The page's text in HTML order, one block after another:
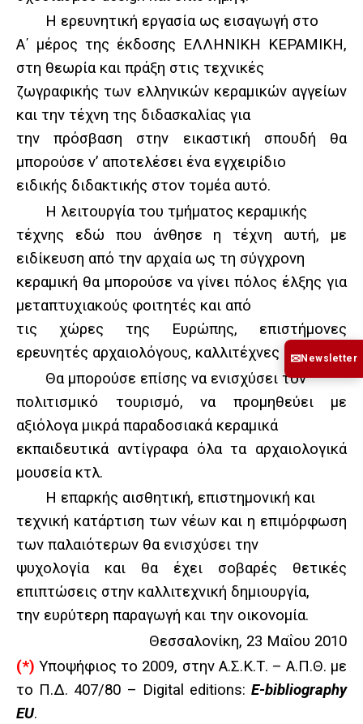
Η ερευνητική εργασία ως εισαγωγή στο
Α΄ μέρος της έκδοσης ΕΛΛΗΝΙΚΗ ΚΕΡΑΜΙΚΗ,
στη θεωρία και πράξη στις τεχνικές
ζωγραφικής των ελληνικών κεραμικών αγγείων
και την τέχνη της διδασκαλίας για
την πρόσβαση στην εικαστική σπουδή θα
μπορούσε ν’ αποτελέσει ένα εγχειρίδιο
ειδικής διδακτικής στον τομέα αυτό.
Η λειτουργία του τμήματος κεραμικής
τέχνης εδώ που άνθησε η τέχνη αυτή, με
ειδίκευση από την αρχαία ως τη σύγχρονη
κεραμική θα μπορούσε να γίνει πόλος έλξης για
μεταπτυχιακούς φοιτητές και από
τις χώρες της Ευρώπης, επιστήμονες
ερευνητές αρχαιολόγους, καλλιτέχνες κτλ.
Θα μπορούσε επίσης να ενισχύσει τον
πολιτισμικό τουρισμό, να προμηθεύει με
αξιόλογα μικρά παραδοσιακά κεραμικά
εκπαιδευτικά αντίγραφα όλα τα αρχαιολογικά
μουσεία κτλ.
Η επαρκής αισθητική, επιστημονική και
τεχνική κατάρτιση των νέων και η επιμόρφωση
των παλαιότερων θα ενισχύσει την
ψυχολογία και θα έχει σοβαρές θετικές
επιπτώσεις στην καλλιτεχνική δημιουργία,
την ευρύτερη παραγωγή και την οικονομία.
Θεσσαλονίκη, 23 Μαΐου 2010
(*)Υποψήφιος το 2009, στην Α.Σ.Κ.Τ. – Α.Π.Θ. με
το Π.Δ. 407/80 – Digital editions: E-bibliography
EU.
✉Newsletter